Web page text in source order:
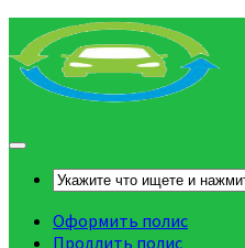
Оформить полис
Продлить полис